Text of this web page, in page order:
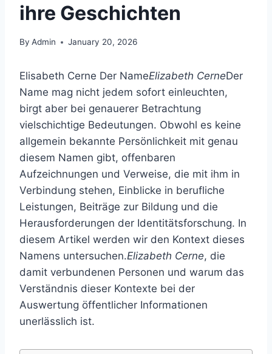
ihre Geschichten
By Admin January 20, 2026
Elisabeth Cerne Der NameElizabeth CerneDer
Name mag nicht jedem sofort einleuchten,
birgt aber bei genauerer Betrachtung
vielschichtige Bedeutungen. Obwohl es keine
allgemein bekannte Persönlichkeit mit genau
diesem Namen gibt, offenbaren
Aufzeichnungen und Verweise, die mit ihm in
Verbindung stehen, Einblicke in berufliche
Leistungen, Beiträge zur Bildung und die
Herausforderungen der Identitätsforschung. In
diesem Artikel werden wir den Kontext dieses
Namens untersuchen.Elizabeth Cerne, die
damit verbundenen Personen und warum das
Verständnis dieser Kontexte bei der
Auswertung öffentlicher Informationen
unerlässlich ist.